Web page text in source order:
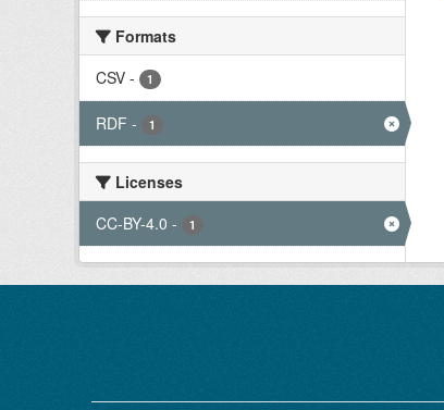
Formats
CSV - 1
RDF - 1
Licenses
CC-BY-4.0 - 1